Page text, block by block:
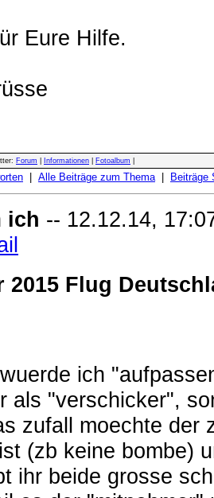
Eure Hilfe.
Forum Informationen Fotoalbum
Alle Beiträge zum Thema| Beiträge
ich -- 12.12.14,
2015 Flug
ich
als "verschicker",
zufall moechte der
(zb keine bombe)
ihr beide grosse